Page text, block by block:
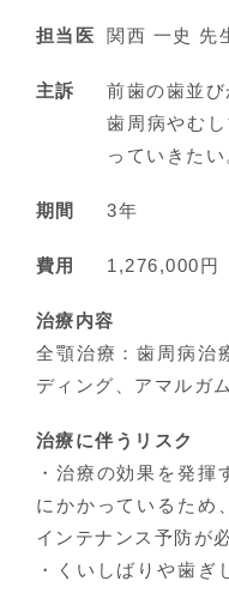
担当医 関西 一史 先
主訴
前歯の歯並び
歯周病やむ
っていきたい
期間 3年
費用 1,276,000円
治療内容
全顎治療：歯周病治
ディング、アマルガ
治療に伴うリスク
・治療の効果を発
にかかっているため
インテナンス予防が
・くいしばりや歯ぎ